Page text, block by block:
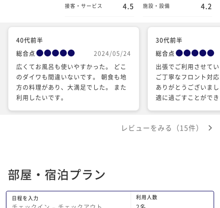
接客・サービス 4.5 施設・設備 4.2
40代前半
総合点
2024/05/24
広くてお風呂も使いやすかった。 どこ
のダイワも間違いないです。 朝食も地
方の料理があり、大満足でした。 また
利用したいです。
30代前半
総合点
出張でご利用させて
ご丁寧なフロント対
ありがとうございま
適に過ごすことができま
レビューをみる（15件）
部屋・宿泊プラン
日程を入力 利用人数